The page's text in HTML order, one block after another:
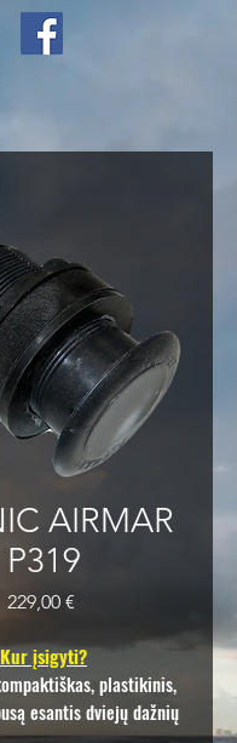
AIRMAR
P319
229,00 €Price
Kur įsigyti?
plastikinis,
esantis dviejų dažnių